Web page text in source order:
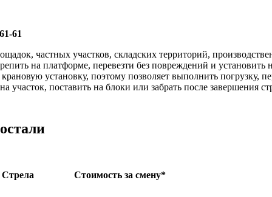
61
частных участков, складских территорий,
на платформе, перевезти без повреждений и
установку, поэтому позволяет выполнить погрузку,
участок, поставить на блоки или забрать после завершения
Стрела Стоимость за смену*